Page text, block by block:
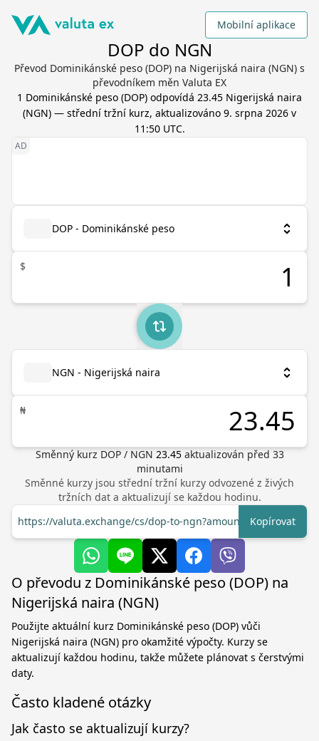
Mobilní aplikace
DOP do NGN
Převod Dominikánské peso (DOP) na Nigerijská naira (NGN) s
převodníkem měn Valuta EX
1 Dominikánské peso (DOP) odpovídá 23.45 Nigerijská naira
(NGN) — střední tržní kurz, aktualizováno 9. srpna 2026 v
11:50 UTC.
DOP - Dominikánské peso
$
NGN - Nigerijská naira
₦
Směnný kurz DOP/ NGN 23.45 aktualizován před 33
minutami
Směnné kurzy jsou střední tržní kurzy odvozené z živých
tržních dat a aktualizují se každou hodinu.
https://valuta.exchange/cs/dop-to-ngn?amount=1Kopírovat
O převodu z Dominikánské peso (DOP) na
Nigerijská naira (NGN)
Použijte aktuální kurz Dominikánské peso (DOP) vůči
Nigerijská naira (NGN) pro okamžité výpočty. Kurzy se
aktualizují každou hodinu, takže můžete plánovat s čerstvými
daty.
Často kladené otázky
Jak často se aktualizují kurzy?